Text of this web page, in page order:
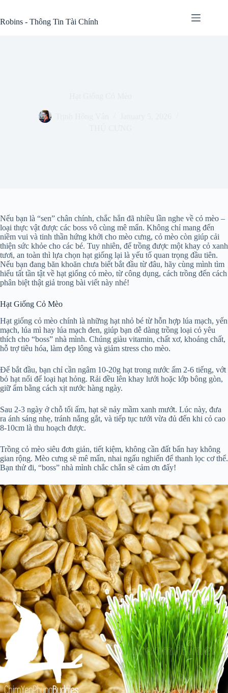
content
Robins - Thông Tin Tài Chính
Nếu bạn là “sen” chân chính, chắc hẳn đã nhiều lần nghe về cỏ mèo –
loại thực vật được các boss vô cùng mê mẩn. Không chỉ mang đến
niềm vui và tinh thần hứng khởi cho mèo cưng, cỏ mèo còn giúp cải
thiện sức khỏe cho các bé. Tuy nhiên, để trồng được một khay cỏ xanh
tươi, an toàn thì lựa chọn hạt giống lại là yếu tố quan trọng đầu tiên.
Nếu bạn đang băn khoăn chưa biết bắt đầu từ đâu, hãy cùng mình tìm
hiểu tất tần tật về hạt giống cỏ mèo, từ công dụng, cách trồng đến cách
phân biệt thật giả trong bài viết này nhé!
Hạt Giống Cỏ Mèo
Hạt giống cỏ mèo chính là những hạt nhỏ bé từ hỗn hợp lúa mạch, yến
mạch, lúa mì hay lúa mạch đen, giúp bạn dễ dàng trồng loại cỏ yêu
thích cho “boss” nhà mình. Chúng giàu vitamin, chất xơ, khoáng chất,
hỗ trợ tiêu hóa, làm đẹp lông và giảm stress cho mèo.
Để bắt đầu, bạn chỉ cần ngâm 10-20g hạt trong nước ấm 2-6 tiếng, vớt
bỏ hạt nổi để loại hạt hỏng. Rải đều lên khay lưới hoặc lớp bông gòn,
giữ ẩm bằng cách xịt nước hàng ngày.
Sau 2-3 ngày ở chỗ tối ấm, hạt sẽ nảy mầm xanh mướt. Lúc này, đưa
ra ánh sáng nhẹ, tránh nắng gắt, và tiếp tục tưới vừa đủ đến khi cỏ cao
8-10cm là thu hoạch được.
Trồng cỏ mèo siêu đơn giản, tiết kiệm, không cần đất bẩn hay không
gian rộng. Mèo cưng sẽ mê mẩn, nhai ngấu nghiến để thanh lọc cơ thể.
Bạn thử đi, “boss” nhà mình chắc chắn sẽ cảm ơn đấy!